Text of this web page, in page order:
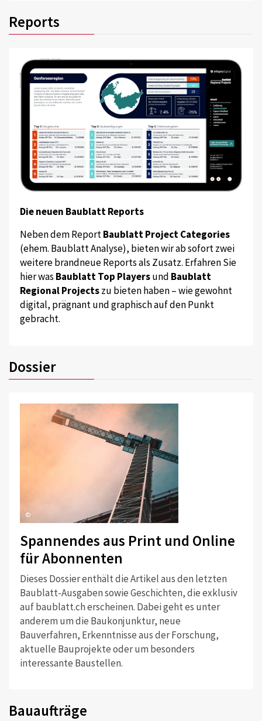
Reports
Die neuen Baublatt Reports
Neben dem ReportBaublatt Project Categories
(ehem. Baublatt Analyse), bieten wir ab sofort zwei
weitere brandneue Reports als Zusatz. Erfahren Sie
hier was Baublatt Top Playersund Baublatt
Regional Projectszu bieten haben – wie gewohnt
digital, prägnant und graphisch auf den Punkt
gebracht.
Dossier
©
Spannendes aus Print und Online
für Abonnenten
Dieses Dossier enthält die Artikel aus den letzten
Baublatt-Ausgaben sowie Geschichten, die exklusiv
auf baublatt.ch erscheinen. Dabei geht es unter
anderem um die Baukonjunktur, neue
Bauverfahren, Erkenntnisse aus der Forschung,
aktuelle Bauprojekte oder um besonders
interessante Baustellen.
Bauaufträge